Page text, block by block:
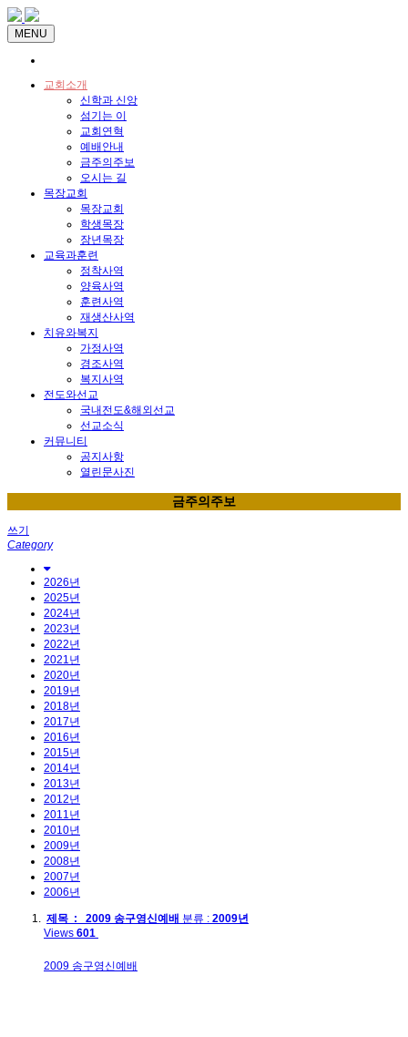
MENU
교회소개
신학과 신앙
섬기는 이
교회연혁
예배안내
금주의주보
오시는 길
목장교회
목장교회
학생목장
장년목장
교육과훈련
정착사역
양육사역
훈련사역
재생산사역
치유와복지
가정사역
경조사역
복지사역
전도와선교
국내전도&해외선교
선교소식
커뮤니티
공지사항
열린문사진
금주의주보
쓰기
Category
2026년
2025년
2024년
2023년
2022년
2021년
2020년
2019년
2018년
2017년
2016년
2015년
2014년
2013년
2012년
2011년
2010년
2009년
2008년
2007년
2006년
제목 : 2009 송구영신예배 분류 : 2009년
Views 601
2009 송구영신예배